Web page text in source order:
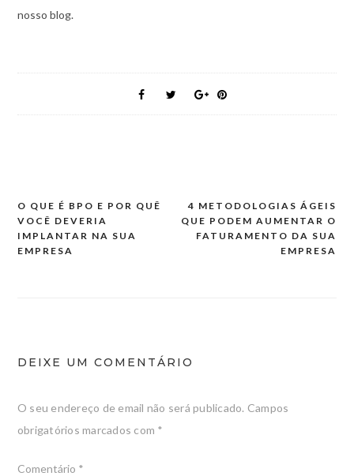
nosso blog.
Navegação
de
O QUE É BPO E POR QUÊ
VOCÊ DEVERIA
IMPLANTAR NA SUA
EMPRESA
4 METODOLOGIAS ÁGEIS
QUE PODEM AUMENTAR O
FATURAMENTO DA SUA
EMPRESA
DEIXE UM COMENTÁRIO
O seu endereço de email não será publicado. Campos
obrigatórios marcados com *
Comentário *